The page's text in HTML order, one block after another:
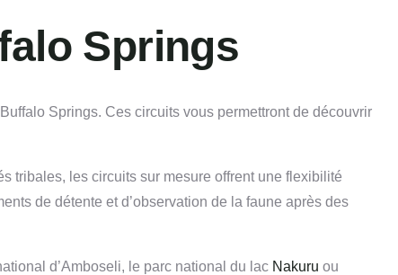
Springs
Springs. Ces circuits vous permettront de découvrir
tribales, les circuits sur mesure offrent une flexibilité
de détente et d’observation de la faune après des
d’Amboseli, le parc national du lac Nakuru ou